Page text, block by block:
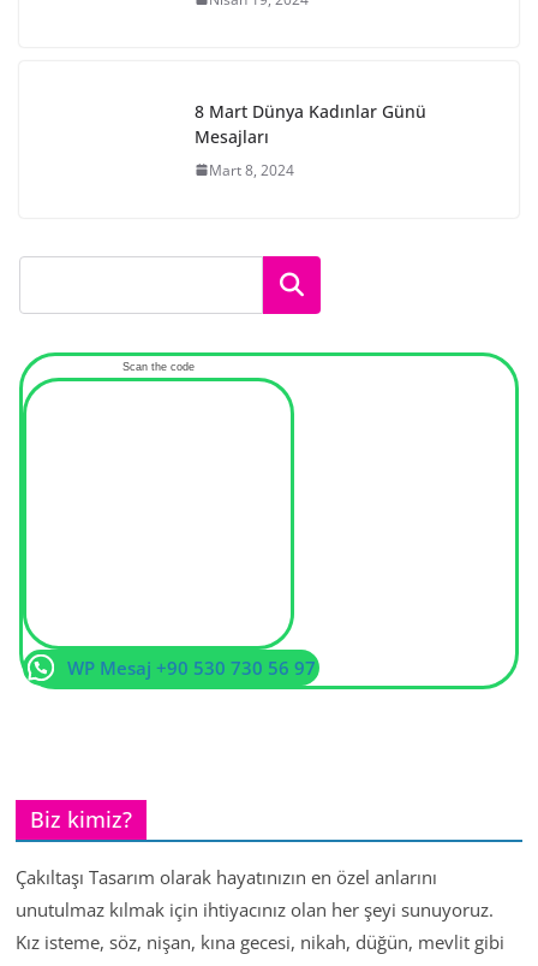
8 Mart Dünya Kadınlar Günü
Mesajları
Mart 8, 2024
Ara
Scan the code
WP Mesaj +90 530 730 56 97
Biz kimiz?
Çakıltaşı Tasarım olarak hayatınızın en özel anlarını
unutulmaz kılmak için ihtiyacınız olan her şeyi sunuyoruz.
Kız isteme, söz, nişan, kına gecesi, nikah, düğün, mevlit gibi